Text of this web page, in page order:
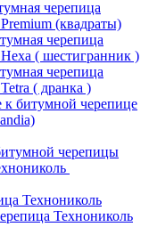
черепица
(квадраты)
черепица
( шестигранник )
черепица
( дранка )
битумной черепице
черепицы
Технониколь
Технониколь